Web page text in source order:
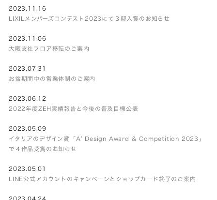
2023.11.16
LIXILメンバーズコンテスト2023にて３邸入賞のお知らせ
2023.11.06
大阪支社フロア移転のご案内
2023.07.31
お盆期間中の営業体制のご案内
2023.06.12
2022年度ZEH実績報告と今後の普及目標公表
2023.05.09
イタリアのデザイン賞「A’ Design Award & Competition 2023」
で４作品受賞のお知らせ
2023.05.01
LINE公式アカウントのキャンペーンとショップカード終了のご案内
2023.04.24